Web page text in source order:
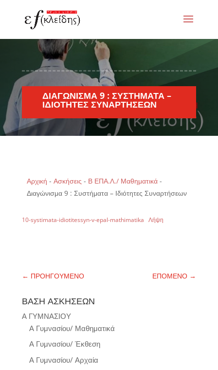
ΔΙΑΓΏΝΙΣΜΑ 9 : ΣΥΣΤΉΜΑΤΑ –
ΙΔΙΌΤΗΤΕΣ ΣΥΝΑΡΤΉΣΕΩΝ
Αρχική - Ασκήσεις - Β ΕΠΑ.Λ./ Μαθηματικά-
Διαγώνισμα 9 : Συστήματα – Ιδιότητες Συναρτήσεων
10-systimata-idiotitessyn-v-epal-mathimatika Λήψη
← ΠΡΟΗΓΟΥΜΕΝΟ ΕΠΟΜΕΝΟ →
ΒΑΣΗ ΑΣΚΗΣΕΩΝ
Α ΓΥΜΝΑΣΙΟΥ
Α Γυμνασίου/ Μαθηματικά
Α Γυμνασίου/ Έκθεση
Α Γυμνασίου/ Αρχαία